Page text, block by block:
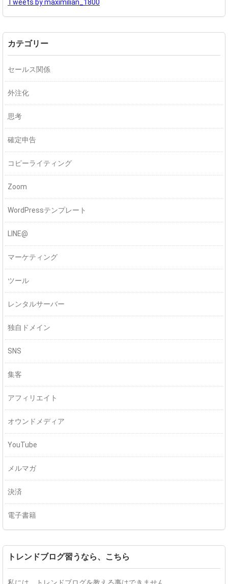
Tweets by maximilian_1800
カテゴリー
セールス関係
外注化
思考
確定申告
コピーライティング
Zoom
WordPressテンプレート
LINE@
マーケティング
ツール
レンタルサーバー
独自ドメイン
SNS
集客
アフィリエイト
オウンドメディア
YouTube
メルマガ
決済
電子書籍
トレンドブログ習うなら、こちら